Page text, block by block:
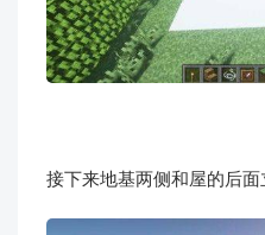
接下来地基两侧和屋的后面